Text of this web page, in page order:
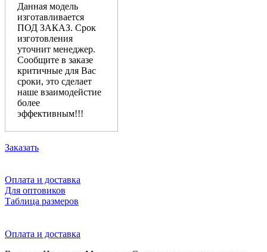
Данная модель
изготавливается
ПОД ЗАКАЗ. Срок
изготовления
уточнит менеджер.
Сообщите в заказе
критичные для Вас
сроки, это сделает
наше взаимодейстие
более
эффективным!!!
Заказать
Оплата и доставка
Для оптовиков
Таблица размеров
Оплата и доставка